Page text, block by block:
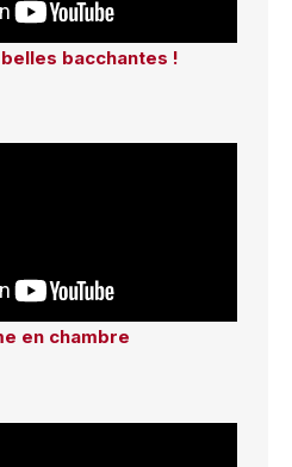
bacchantes !
en chambre